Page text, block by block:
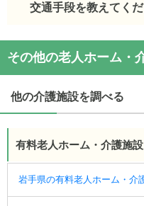
とおりです。
・月額費用が7.8万円
・要介護度：自立、要
・認知症：受け入れ可
ケアスル 介護では詳細
す。詳しくはこちら 。
交通手段を教えてく
やちだもの家 青山駅
・住所：岩手県盛岡市
・最寄り駅：
その他の老人ホーム・
他の介護施設を調べる
有料老人ホーム・介護施
岩手県の有料老人ホーム・介